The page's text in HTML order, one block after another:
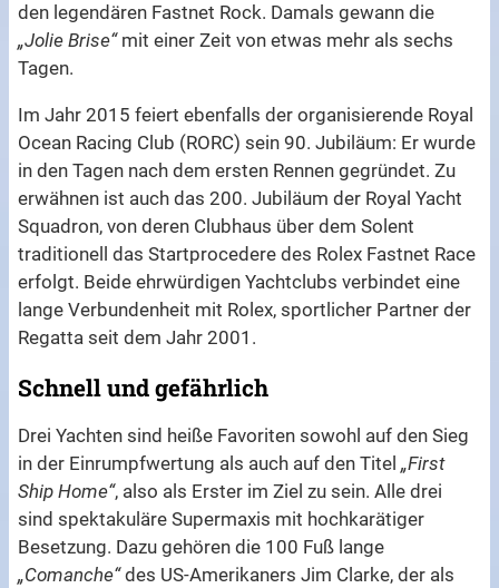
den legendären Fastnet Rock. Damals gewann die
„Jolie Brise“ mit einer Zeit von etwas mehr als sechs
Tagen.
Im Jahr 2015 feiert ebenfalls der organisierende Royal
Ocean Racing Club (RORC) sein 90. Jubiläum: Er wurde
in den Tagen nach dem ersten Rennen gegründet. Zu
erwähnen ist auch das 200. Jubiläum der Royal Yacht
Squadron, von deren Clubhaus über dem Solent
traditionell das Startprocedere des Rolex Fastnet Race
erfolgt. Beide ehrwürdigen Yachtclubs verbindet eine
lange Verbundenheit mit Rolex, sportlicher Partner der
Regatta seit dem Jahr 2001.
Schnell und gefährlich
Drei Yachten sind heiße Favoriten sowohl auf den Sieg
in der Einrumpfwertung als auch auf den Titel„First
Ship Home“, also als Erster im Ziel zu sein. Alle drei
sind spektakuläre Supermaxis mit hochkarätiger
Besetzung. Dazu gehören die 100 Fuß lange
„Comanche“des US-Amerikaners Jim Clarke, der als